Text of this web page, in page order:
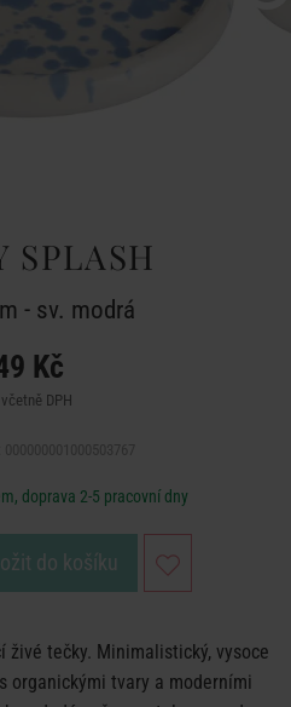
SPLASH
- sv. modrá
Kč
DPH
doprava 2-5 pracovní dny
do košíku
živé tečky. Minimalistický, vysoce
organickými tvary a moderními